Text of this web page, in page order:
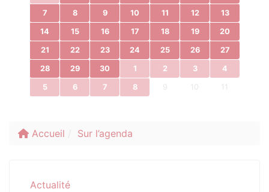
7 8 9 10 11 12 13
14 15 16 17 18 19 20
21 22 23 24 25 26 27
28 29 30 1 2 3 4
5 6 7 8 9 10
Accueil Sur l’agenda
Actualité